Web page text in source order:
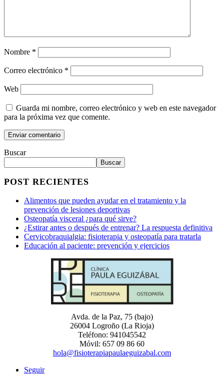
Nombre *
Correo electrónico *
Web
Guarda mi nombre, correo electrónico y web en este navegador
para la próxima vez que comente.
Enviar comentario
Buscar
Buscar
POST RECIENTES
Alimentos que pueden ayudar en el tratamiento y la
prevención de lesiones deportivas
Osteopatía visceral ¿para qué sirve?
¿Estirar antes o después de entrenar? La respuesta definitiva
Cervicobraquialgia: fisioterapia y osteopatía para tratarla
Educación al paciente: prevención y ejercicios
Avda. de la Paz, 75 (bajo)
26004 Logroño (La Rioja)
Teléfono: 941045542
Móvil: 657 09 86 60
hola@fisioterapiapaulaeguizabal.com
Seguir